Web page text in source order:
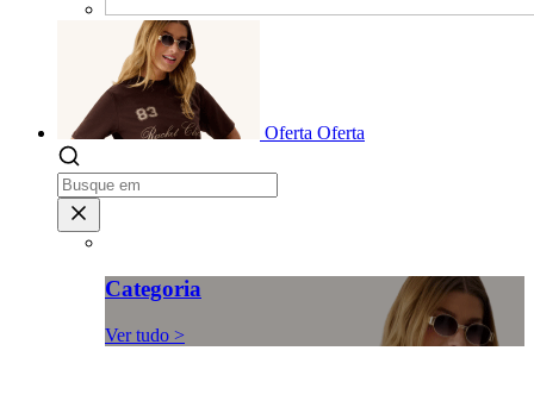
Oferta Oferta
Categoria
Ver tudo >